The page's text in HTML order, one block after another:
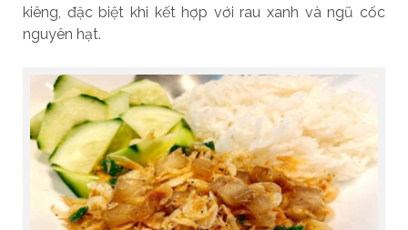
kiêng, đặc biệt khi kết hợp với rau xanh và ngũ cốc
nguyên hạt.